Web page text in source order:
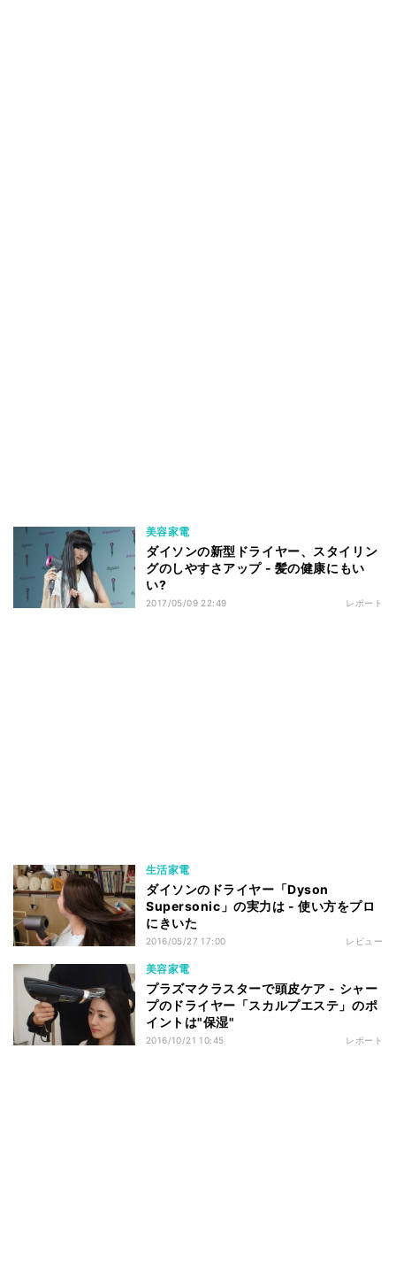
美容家電
ダイソンの新型ドライヤー、スタイリン
グのしやすさアップ - 髪の健康にもい
い?
2017/05/09 22:49 レポート
生活家電
ダイソンのドライヤー「Dyson
Supersonic」の実力は - 使い方をプロ
にきいた
2016/05/27 17:00 レビュー
美容家電
プラズマクラスターで頭皮ケア - シャー
プのドライヤー「スカルプエステ」のポ
イントは"保湿"
2016/10/21 10:45 レポート